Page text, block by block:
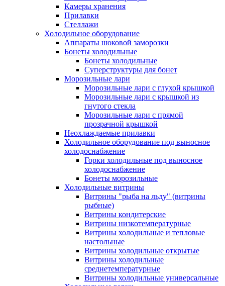
Камеры хранения
Прилавки
Стеллажи
Холодильное оборудование
Аппараты шоковой заморозки
Бонеты холодильные
Бонеты холодильные
Суперструктуры для бонет
Морозильные лари
Морозильные лари с глухой крышкой
Морозильные лари с крышкой из
гнутого стекла
Морозильные лари с прямой
прозрачной крышкой
Неохлаждаемые прилавки
Холодильное оборудование под выносное
холодоснабжение
Горки холодильные под выносное
холодоснабжение
Бонеты морозильные
Холодильные витрины
Витрины "рыба на льду" (витрины
рыбные)
Витрины кондитерские
Витрины низкотемпературные
Витрины холодильные и тепловые
настольные
Витрины холодильные открытые
Витрины холодильные
среднетемпературные
Витрины холодильные универсальные